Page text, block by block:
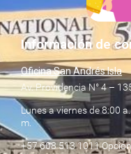
Información de
Oficina San Andrés Isla
Av. Providencia N° 4 –
Lunes a viernes de 8:00
m.
+57 608 513 1011